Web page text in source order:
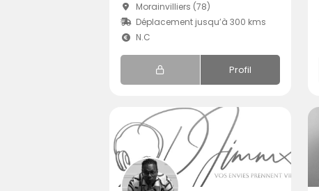
Morainvilliers (78)
Déplacement jusqu’à 300 kms
N.C
Profil